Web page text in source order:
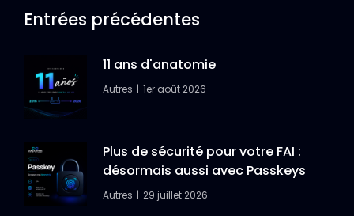
Entrées précédentes
11 ans d'anatomie
Autres 1er août 2026
Plus de sécurité pour votre FAI :
désormais aussi avec Passkeys
Autres 29 juillet 2026